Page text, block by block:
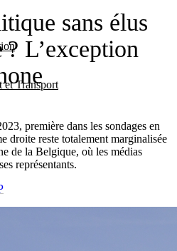
et Transport
sans élus
L’exception
première dans les sondages en
droite reste totalement marginalisée
de la Belgique, où les médias
représentants.